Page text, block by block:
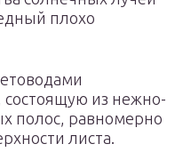
плохо
состоящую из нежно-
полос, равномерно
листа.